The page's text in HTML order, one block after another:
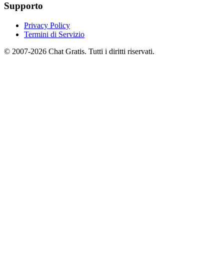
Supporto
Privacy Policy
Termini di Servizio
© 2007-2026 Chat Gratis. Tutti i diritti riservati.